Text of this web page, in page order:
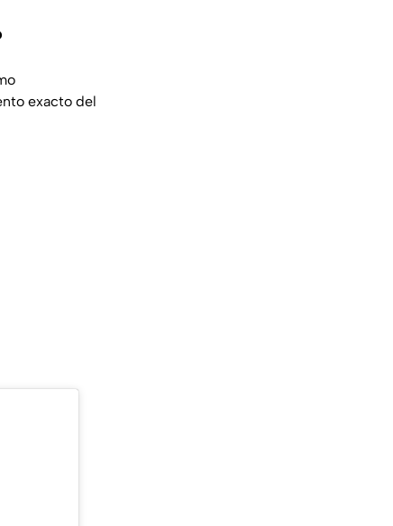
exacto del